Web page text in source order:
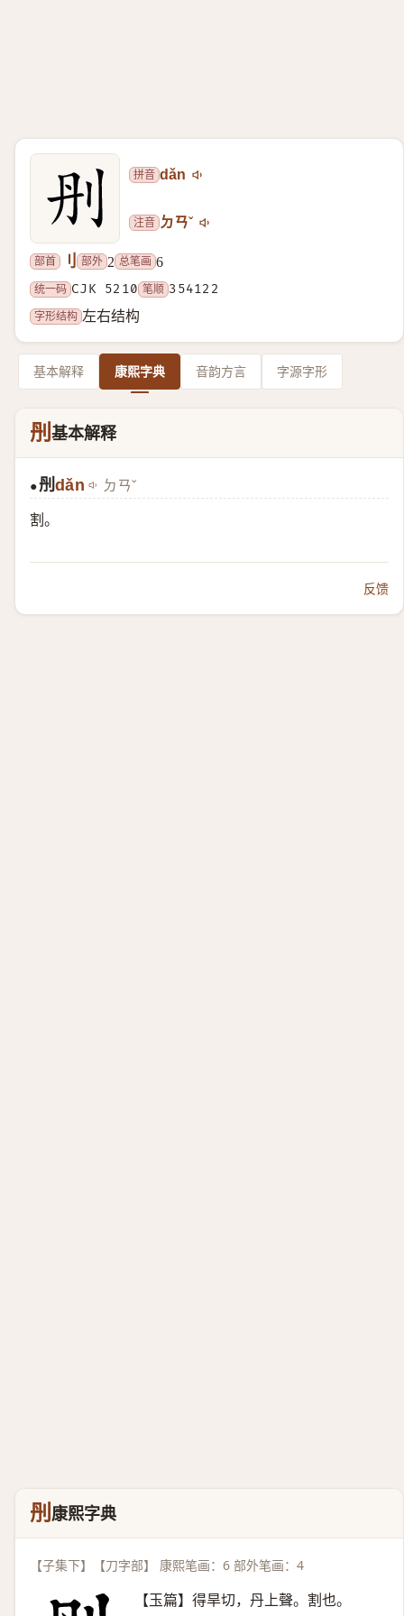
拼音 dǎn
注音 ㄉㄢˇ
部首 刂 部外 2 总笔画 6
统一码 CJK 5210 笔顺 354122
字形结构 左右结构
基本解释 康熙字典 音韵方言 字源字形
刐 基本解释
●刐dǎn ㄉㄢˇ
割。
反馈
刐 康熙字典
【子集下】【刀字部】 康熙笔画：6 部外笔画：4
【玉篇】得旱切，丹上聲。割也。